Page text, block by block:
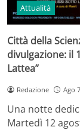
Attualità
Città della
divulgazione: il
Lattea”
Redazione Ago
Una notte
Martedì 12